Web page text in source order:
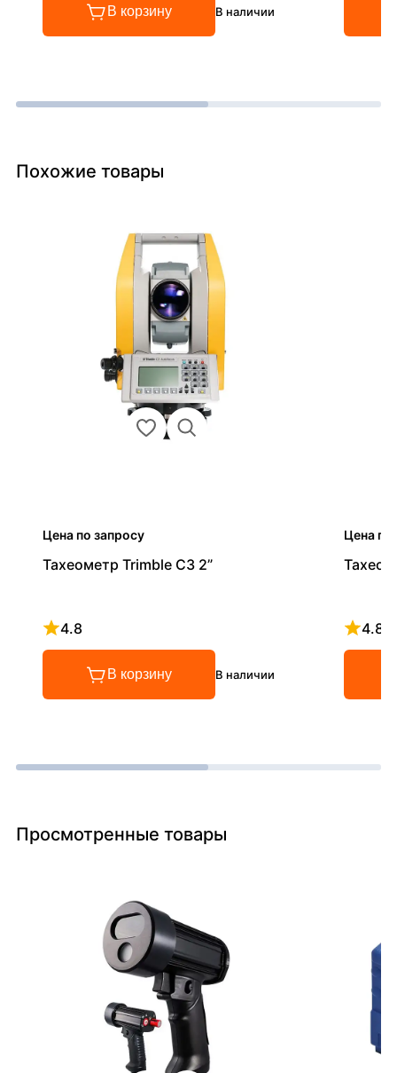
В корзину В наличии
Похожие товары
Цена по запросу
Тахеометр Trimble C3 2”
4.8
Рейтинг 4.8 из 5
В корзину В наличии
Цена по
4.8
Просмотренные товары